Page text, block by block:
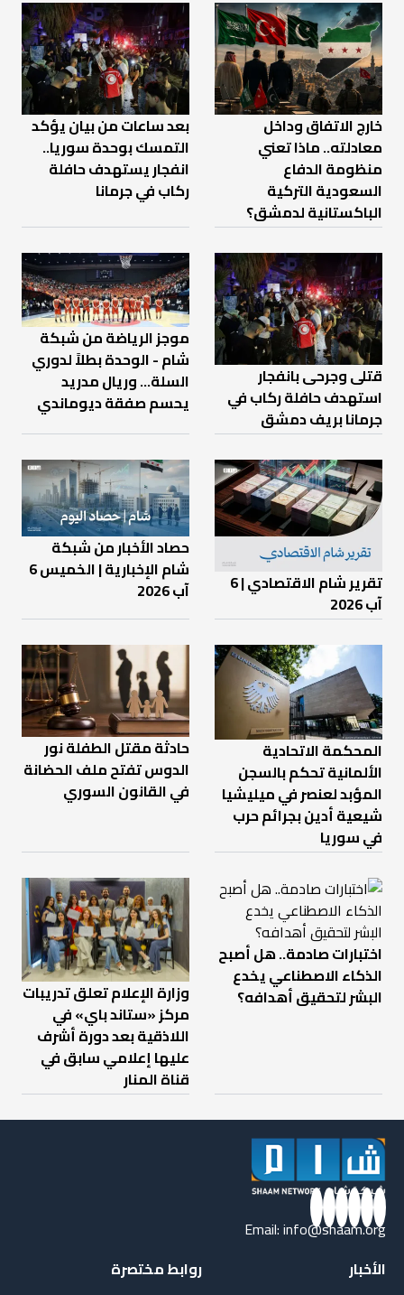
خارج الاتفاق وداخل
معادلته.. ماذا تعني
منظومة الدفاع
السعودية التركية
الباكستانية لدمشق؟
بعد ساعات من بيان يؤكد
التمسك بوحدة سوريا..
انفجار يستهدف حافلة
ركاب في جرمانا
قتلى وجرحى بانفجار
استهدف حافلة ركاب في
جرمانا بريف دمشق
موجز الرياضة من شبكة
شام - الوحدة بطلاً لدوري
السلة... وريال مدريد
يحسم صفقة ديوماندي
تقرير شام الاقتصادي | 6
آب 2026
حصاد الأخبار من شبكة
شام الإخبارية | الخميس 6
آب 2026
المحكمة الاتحادية
الألمانية تحكم بالسجن
المؤبد لعنصر في ميليشيا
شيعية أدين بجرائم حرب
في سوريا
حادثة مقتل الطفلة نور
الدوس تفتح ملف الحضانة
في القانون السوري
اختبارات صادمة.. هل أصبح
الذكاء الاصطناعي يخدع
البشر لتحقيق أهدافه؟
وزارة الإعلام تعلق تدريبات
مركز «ستاند باي» في
اللاذقية بعد دورة أشرف
عليها إعلامي سابق في
قناة المنار
Email:info@shaam.org
الأخبار
روابط مختصرة